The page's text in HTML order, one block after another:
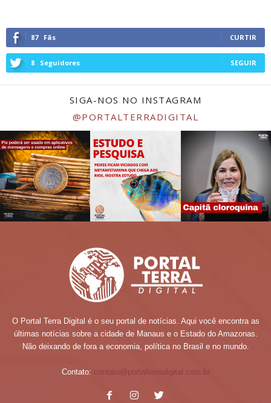
87 Fãs CURTIR
8 Seguidores SEGUIR
SIGA-NOS NO INSTAGRAM
@PORTALTERRADIGITAL
O Portal Terra Digital é o seu portal de notícias. Aqui você encontra as
últimas notícias sobre a cidade de Manaus e o Estado do Amazonas.
Não deixando de fora a economia, política no Brasil e no mundo.
Contato: contato@portalterradigital.com.br